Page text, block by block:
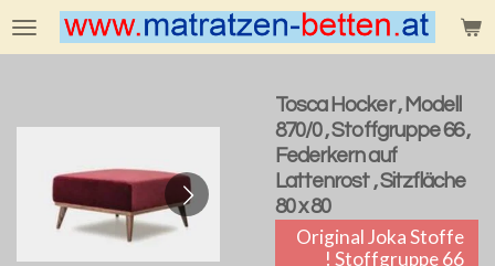
Zum
Hauptinhalt
Tosca Hocker , Modell
870/0 , Stoffgruppe 66 ,
Federkern auf
Lattenrost , Sitzfläche
80 x 80
Original Joka Stoffe
! Stoffgruppe 66